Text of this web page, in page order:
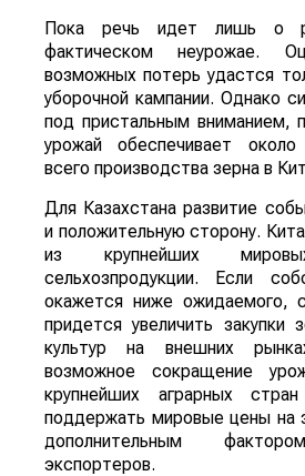
Пока речь идет лишь о
фактическом неурожае.
возможных потерь удастся
уборочной кампании. Однако
под пристальным вниманием,
урожай обеспечивает
всего производства зерна в
Для Казахстана развитие
и положительную сторону.
из крупнейших
сельхозпродукции. Если
окажется ниже ожидаемого,
придется увеличить закупки
культур на внешних
возможное сокращение
крупнейших аграрных
поддержать мировые цены на
дополнительным
экспортеров.